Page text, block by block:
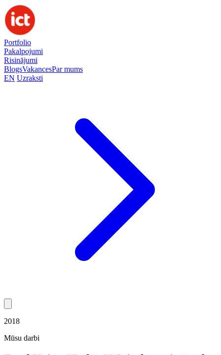
Portfolio
Pakalpojumi
Risinājumi
BlogsVakancesPar mums
EN Uzraksti
2018
Mūsu darbi